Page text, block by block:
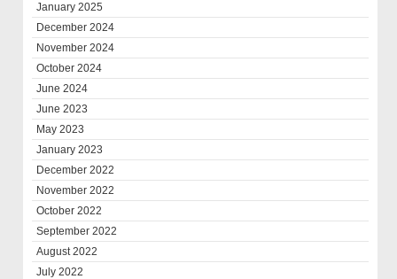
January 2025
December 2024
November 2024
October 2024
June 2024
June 2023
May 2023
January 2023
December 2022
November 2022
October 2022
September 2022
August 2022
July 2022